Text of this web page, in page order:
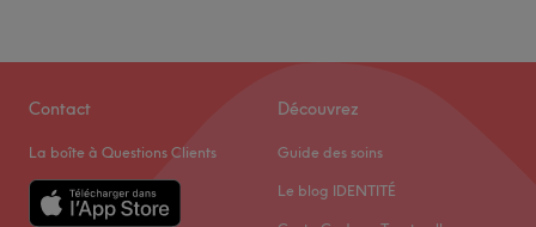
Contact
La boîte à Questions Clients
Découvrez
Guide des soins
Le blog IDENTITÉ